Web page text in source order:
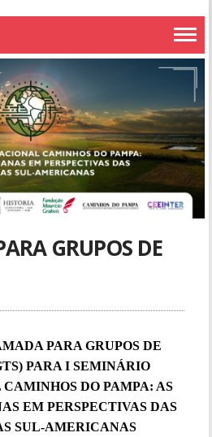
GRUPOS DE
PARA GRUPOS DE
PARA I SEMINÁRIO
DO PAMPA: AS
EM PERSPECTIVAS DAS
SUL-AMERICANAS